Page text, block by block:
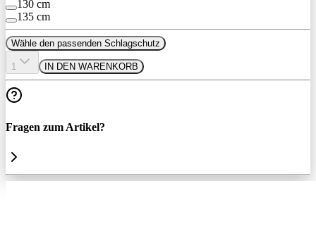
130 cm
135 cm
Wähle den passenden Schlagschutz
1 IN DEN WARENKORB
Fragen zum Artikel?